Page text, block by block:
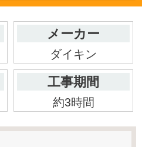
メーカー
ダイキン
工事期間
約3時間